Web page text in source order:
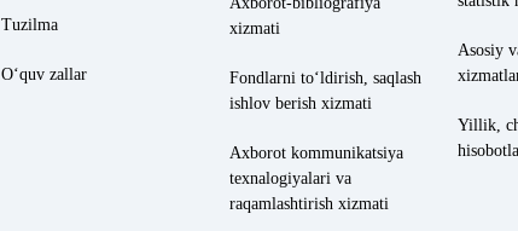
Tuzilma
O‘quv zallar
xizmati
Fondlarni to‘ldirish, saqlash
ishlov berish xizmati
Axborot kommunikatsiya
texnalogiyalari va
raqamlashtirish xizmati
Asosiy
Yillik,